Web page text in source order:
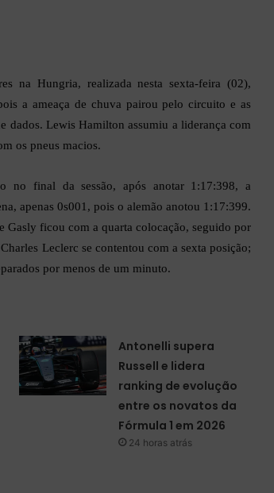
na Hungria, realizada nesta sexta-feira (02),
a ameaça de chuva pairou pelo circuito e as
dados. Lewis Hamilton assumiu a liderança com
os pneus macios.
no final da sessão, após anotar 1:17:398, a
apenas 0s001, pois o alemão anotou 1:17:399.
ficou com a quarta colocação, seguido por
Leclerc se contentou com a sexta posição;
por menos de um minuto.
Antonelli supera
Russell e lidera
ranking de evolução
entre os novatos da
Fórmula 1 em 2026
24 horas atrás